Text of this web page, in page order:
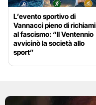
L’evento sportivo di
Vannacci pieno di richiami
al fascismo: “Il Ventennio
avvicinò la società allo
sport”